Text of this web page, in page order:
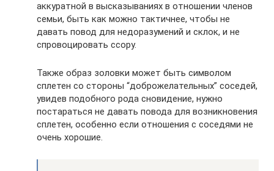
аккуратной в высказываниях в отношении членов
семьи, быть как можно тактичнее, чтобы не
давать повод для недоразумений и склок, и не
спровоцировать ссору.
Также образ золовки может быть символом
сплетен со стороны “доброжелательных” соседей,
увидев подобного рода сновидение, нужно
постараться не давать повода для возникновения
сплетен, особенно если отношения с соседями не
очень хорошие.